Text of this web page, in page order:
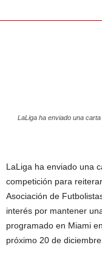
LaLiga ha enviado una
LaLiga ha enviado una
competición para
Asociación de
interés por mantener
programado en Miami
próximo 20 de